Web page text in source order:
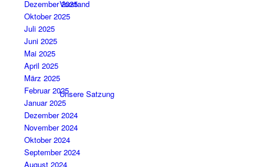
Vorstand
Unsere Satzung
Dezember 2025
Oktober 2025
Juli 2025
Juni 2025
Mai 2025
April 2025
März 2025
Februar 2025
Januar 2025
Dezember 2024
November 2024
Oktober 2024
September 2024
August 2024